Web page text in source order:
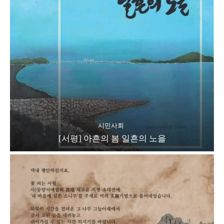
시민사회
[서평] 아흔의 봄 일흔의 노을